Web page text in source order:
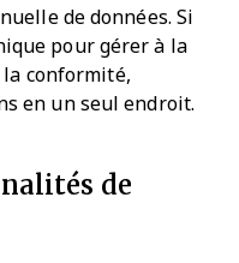
de données. Si
pour gérer à la
conformité,
en un seul endroit.
de